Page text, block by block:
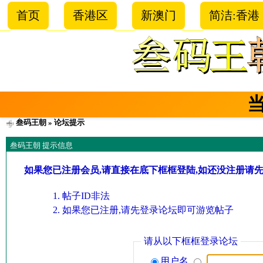
首页 香港区 新澳门 简洁:香港
叁码王朝 » 论坛提示
叁码王朝 提示信息
如果您已注册会员,请直接在底下框框登陆,如还没注册请
帖子ID非法
如果您已注册,请先登录论坛即可游览帖子
请从以下框框登录论坛
用户名